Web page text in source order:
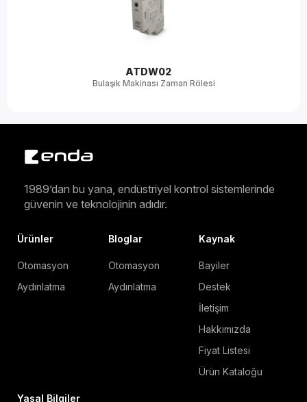
ATDW02
Bulaşık Makinası Zaman Rölesi
1989’dan bu yana, endüstriyel kontrol sistemlerinde
güvenin ve teknolojinin adıdır.
Ürünler
Otomasyon
Aydınlatma
Bloglar
Otomasyon
Aydınlatma
Kaynak
Bayiler
Destek
İletişim
Hakkımızda
Fiyat Listesi
Ürün Kataloğu
Yasal Bilgiler